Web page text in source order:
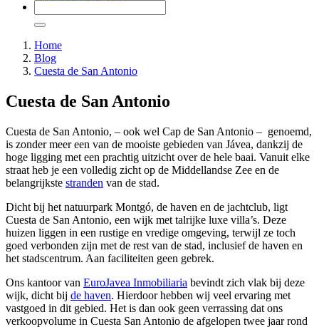
Home
Blog
Cuesta de San Antonio
Cuesta de San Antonio
Cuesta de San Antonio, – ook wel Cap de San Antonio – genoemd,
is zonder meer een van de mooiste gebieden van Jávea, dankzij de
hoge ligging met een prachtig uitzicht over de hele baai. Vanuit elke
straat heb je een volledig zicht op de Middellandse Zee en de
belangrijkste stranden van de stad.
Dicht bij het natuurpark Montgó, de haven en de jachtclub, ligt
Cuesta de San Antonio, een wijk met talrijke luxe villa’s. Deze
huizen liggen in een rustige en vredige omgeving, terwijl ze toch
goed verbonden zijn met de rest van de stad, inclusief de haven en
het stadscentrum. Aan faciliteiten geen gebrek.
Ons kantoor van EuroJavea Inmobiliaria bevindt zich vlak bij deze
wijk, dicht bij de haven. Hierdoor hebben wij veel ervaring met
vastgoed in dit gebied. Het is dan ook geen verrassing dat ons
verkoopvolume in Cuesta San Antonio de afgelopen twee jaar rond